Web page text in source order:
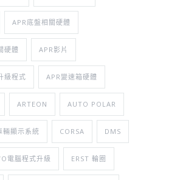
APR底盤相關硬體
硬體 APR影片
級程式 APR變速箱硬體
ARTEON AUTO POLAR
輛顯示系統 CORSA DMS
電腦程式升級 ERST 輪圈